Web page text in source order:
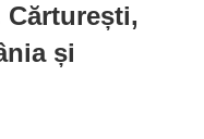
Cărturești,
și